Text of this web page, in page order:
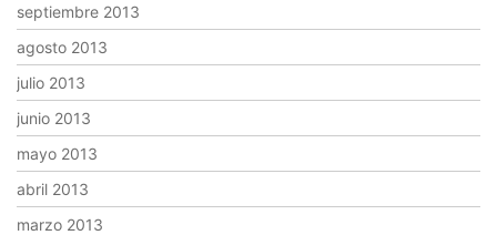
septiembre 2013
agosto 2013
julio 2013
junio 2013
mayo 2013
abril 2013
marzo 2013